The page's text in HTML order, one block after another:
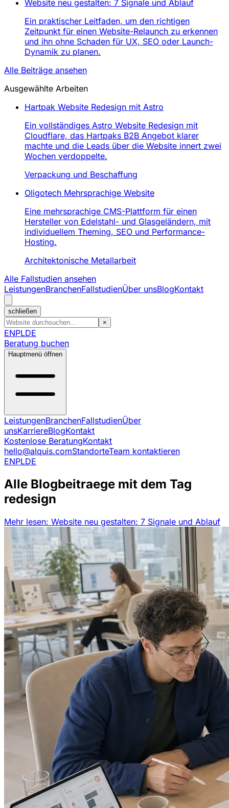
Website neu gestalten: 7 Signale und Ablauf
Ein praktischer Leitfaden, um den richtigen
Zeitpunkt für einen Website-Relaunch zu erkennen
und ihn ohne Schaden für UX, SEO oder Launch-
Dynamik zu planen.
Alle Beiträge ansehen
Ausgewählte Arbeiten
Hartpak Website Redesign mit Astro
Ein vollständiges Astro Website Redesign mit
Cloudflare, das Hartpaks B2B Angebot klarer
machte und die Leads über die Website innert zwei
Wochen verdoppelte.
Verpackung und Beschaffung
Oligotech Mehrsprachige Website
Eine mehrsprachige CMS-Plattform für einen
Hersteller von Edelstahl- und Glasgeländern, mit
individuellem Theming, SEO und Performance-
Hosting.
Architektonische Metallarbeit
Alle Fallstudien ansehen
LeistungenBranchenFallstudienÜber unsBlogKontakt
schließen
×
ENPLDE
Beratung buchen
Hauptmenü öffnen
LeistungenBranchenFallstudienÜber
unsKarriereBlogKontakt
Kostenlose BeratungKontakt
hello@alquis.comStandorteTeam kontaktieren
ENPLDE
Alle Blogbeitraege mit dem Tag
redesign
Mehr lesen: Website neu gestalten: 7 Signale und Ablauf